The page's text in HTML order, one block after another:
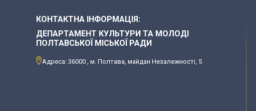
КОНТАКТНА ІНФОРМАЦІЯ:
ДЕПАРТАМЕНТ КУЛЬТУРИ ТА МОЛОДІ
ПОЛТАВСЬКОЇ МІСЬКОЇ РАДИ
Адреса: 36000 , м. Полтава, майдан Незалежності, 5